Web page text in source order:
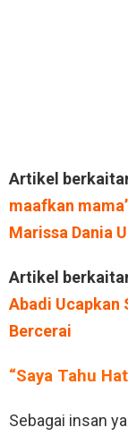
Artikel
maafkan
Marissa Dania
Artikel
Abadi Ucapkan
Bercerai
“Saya Tahu
Sebagai insan